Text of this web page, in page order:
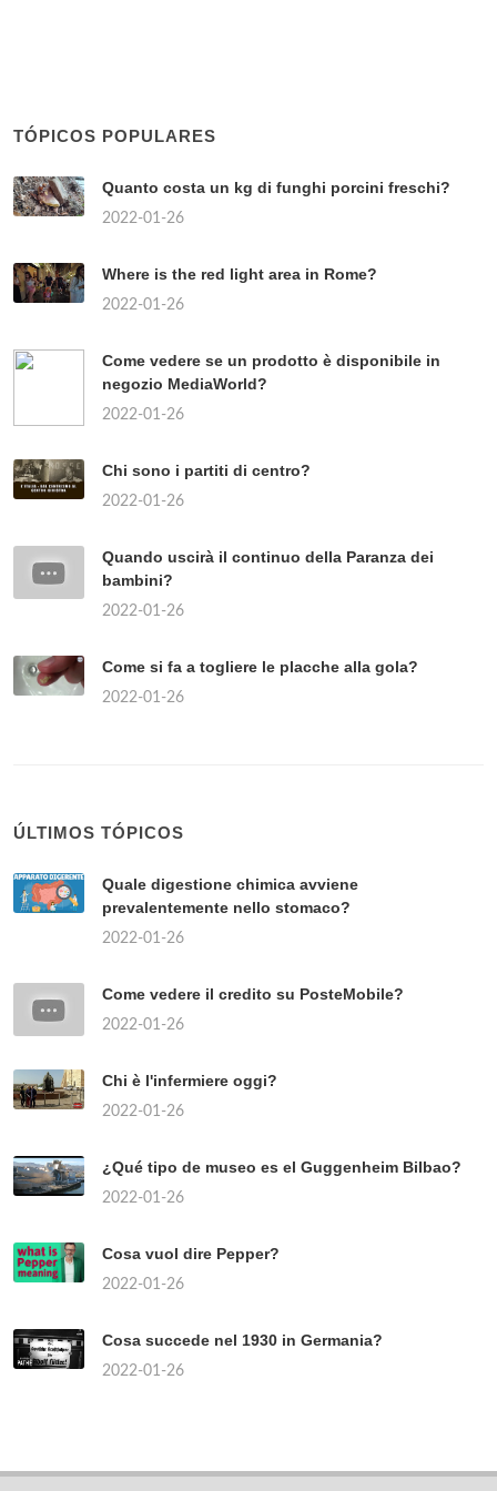
TÓPICOS POPULARES
Quanto costa un kg di funghi porcini freschi?
2022-01-26
Where is the red light area in Rome?
2022-01-26
Come vedere se un prodotto è disponibile in
negozio MediaWorld?
2022-01-26
Chi sono i partiti di centro?
2022-01-26
Quando uscirà il continuo della Paranza dei
bambini?
2022-01-26
Come si fa a togliere le placche alla gola?
2022-01-26
ÚLTIMOS TÓPICOS
Quale digestione chimica avviene
prevalentemente nello stomaco?
2022-01-26
Come vedere il credito su PosteMobile?
2022-01-26
Chi è l'infermiere oggi?
2022-01-26
¿Qué tipo de museo es el Guggenheim Bilbao?
2022-01-26
Cosa vuol dire Pepper?
2022-01-26
Cosa succede nel 1930 in Germania?
2022-01-26